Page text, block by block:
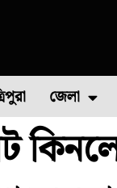
মাছ চাষ পোল্ট্রি
জেলা
উত্তর ২৪